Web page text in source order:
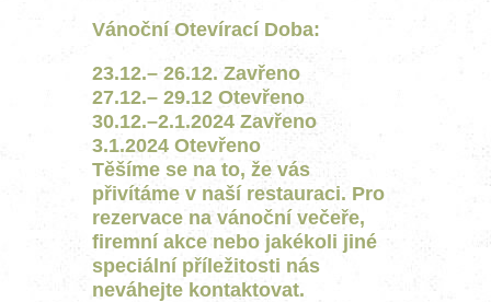
Vánoční Otevírací Doba:
23.12.– 26.12. Zavřeno
27.12.– 29.12 Otevřeno
30.12.–2.1.2024 Zavřeno
3.1.2024 Otevřeno
Těšíme se na to, že vás
přivítáme v naší restauraci. Pro
rezervace na vánoční večeře,
firemní akce nebo jakékoli jiné
speciální příležitosti nás
neváhejte kontaktovat.